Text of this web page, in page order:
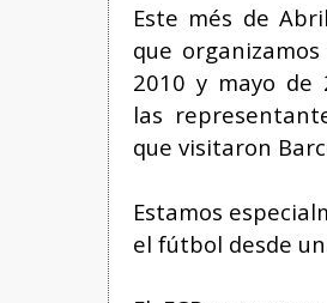
Este més de
que
2010 y mayo de
las
que visitaron
Estamos
el fútbol desde